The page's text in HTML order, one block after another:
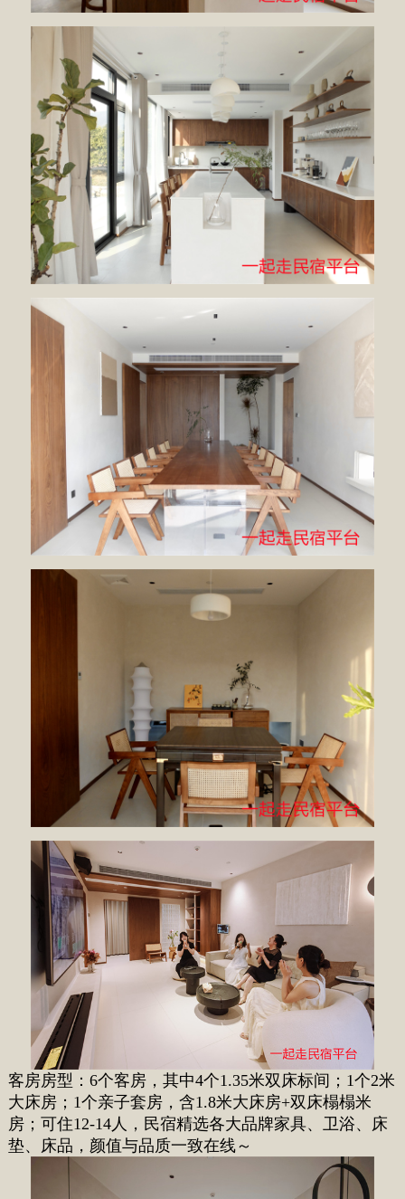
客房房型：6个客房，其中4个1.35米双床标间；1个2米
大床房；1个亲子套房，含1.8米大床房+双床榻榻米
房；可住12-14人，民宿精选各大品牌家具、卫浴、床
垫、床品，颜值与品质一致在线～